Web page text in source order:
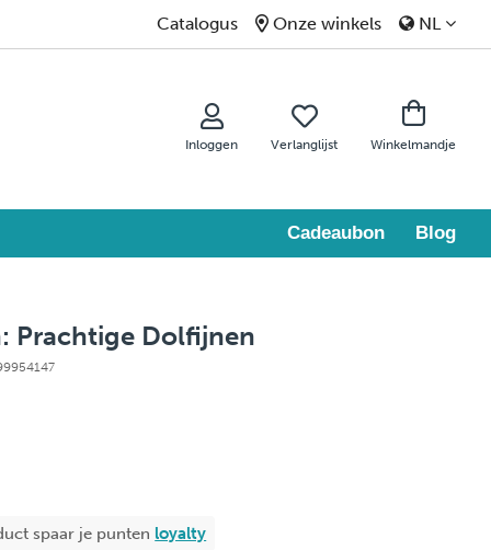
Catalogus Onze winkels NL
Inloggen Verlanglijst Winkelmandje
Cadeaubon Blog
Prachtige Dolfijnen
spaar je punten loyalty